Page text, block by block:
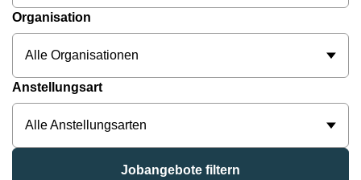
Organisation
Alle Organisationen
Anstellungsart
Alle Anstellungsarten
Jobangebote filtern